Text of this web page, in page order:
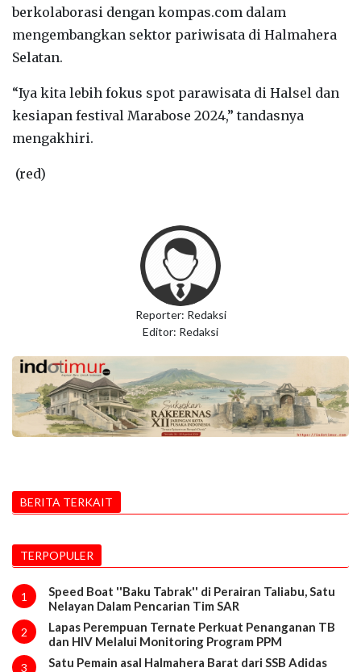
berkolaborasi dengan kompas.com dalam
mengembangkan sektor pariwisata di Halmahera
Selatan.
“Iya kita lebih fokus spot parawisata di Halsel dan
kesiapan festival Marabose 2024,” tandasnya
mengakhiri.
(red)
Reporter: Redaksi
Editor: Redaksi
BERITA TERKAIT
TERPOPULER
1
Speed Boat ''Baku Tabrak'' di Perairan Taliabu, Satu
Nelayan Dalam Pencarian Tim SAR
2
Lapas Perempuan Ternate Perkuat Penanganan TB
dan HIV Melalui Monitoring Program PPM
3
Satu Pemain asal Halmahera Barat dari SSB Adidas